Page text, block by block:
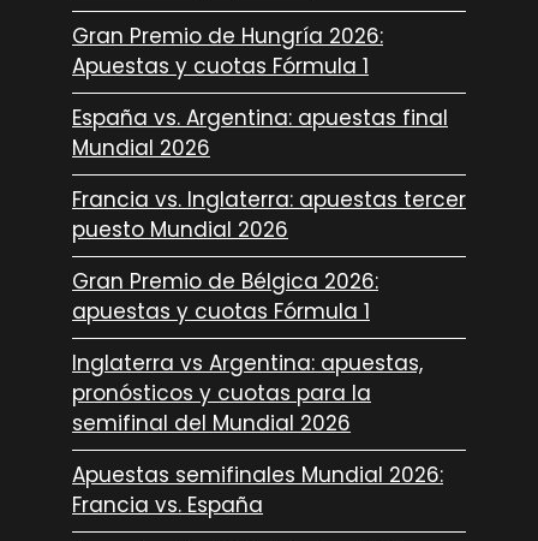
Gran Premio de Hungría 2026:
Apuestas y cuotas Fórmula 1
España vs. Argentina: apuestas final
Mundial 2026
Francia vs. Inglaterra: apuestas tercer
puesto Mundial 2026
Gran Premio de Bélgica 2026:
apuestas y cuotas Fórmula 1
Inglaterra vs Argentina: apuestas,
pronósticos y cuotas para la
semifinal del Mundial 2026
Apuestas semifinales Mundial 2026:
Francia vs. España